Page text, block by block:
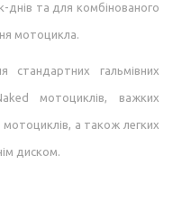
днів та для комбінованого
мотоцикла.
стандартних гальмівних
мотоциклів, важких
а також легких
диском.